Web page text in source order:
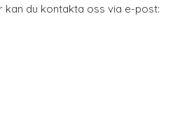
du kontakta oss via e-post: